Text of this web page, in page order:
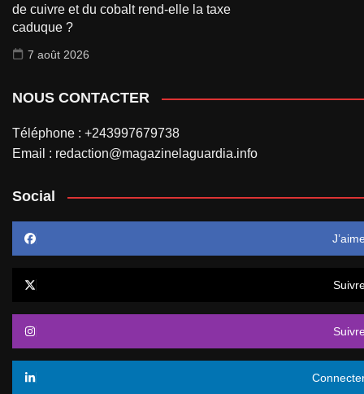
de cuivre et du cobalt rend-elle la taxe
caduque ?
7 août 2026
NOUS CONTACTER
Téléphone : +243997679738
Email : redaction@magazinelaguardia.info
Social